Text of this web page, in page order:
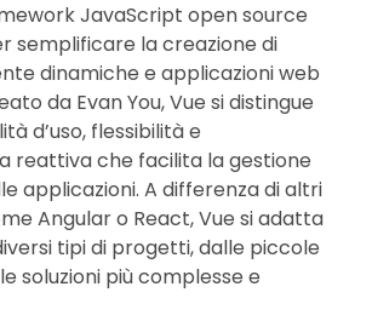
JavaScript open source
semplificare la creazione di
dinamiche e applicazioni web
da Evan You, Vue si distingue
d’uso, flessibilità e
reattiva che facilita la gestione
applicazioni. A differenza di altri
Angular o React, Vue si adatta
tipi di progetti, dalle piccole
soluzioni più complesse e